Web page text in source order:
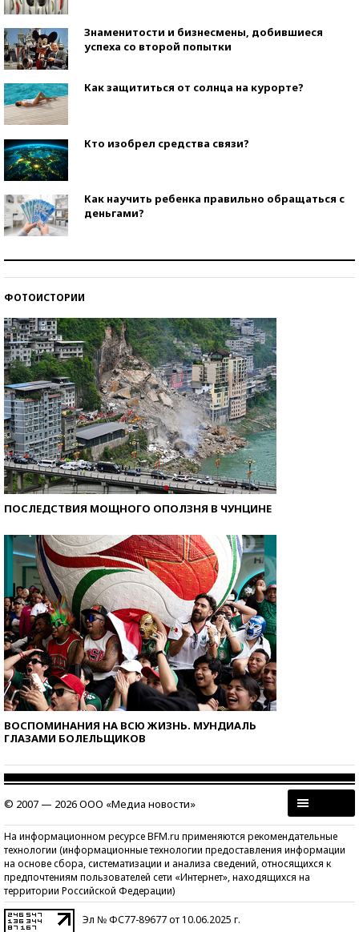
Знаменитости и бизнесмены, добившиеся
успеха со второй попытки
Как защититься от солнца на курорте?
Кто изобрел средства связи?
Как научить ребенка правильно обращаться с
деньгами?
ФОТОИСТОРИИ
ПОСЛЕДСТВИЯ МОЩНОГО ОПОЛЗНЯ В ЧУНЦИНЕ
ВОСПОМИНАНИЯ НА ВСЮ ЖИЗНЬ. МУНДИАЛЬ
ГЛАЗАМИ БОЛЕЛЬЩИКОВ
© 2007 — 2026 ООО «Медиа новости»
На информационном ресурсе BFM.ru применяются рекомендательные
технологии (информационные технологии предоставления информации
на основе сбора, систематизации и анализа сведений, относящихся к
предпочтениям пользователей сети «Интернет», находящихся на
территории Российской Федерации)
Эл № ФС77-89677 от 10.06.2025 г.